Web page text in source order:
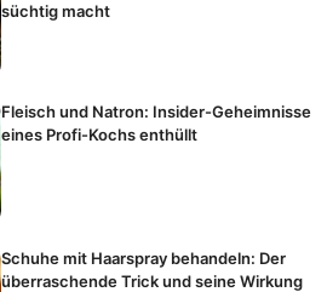
süchtig macht
Fleisch und Natron: Insider-Geheimnisse
eines Profi-Kochs enthüllt
Schuhe mit Haarspray behandeln: Der
überraschende Trick und seine Wirkung